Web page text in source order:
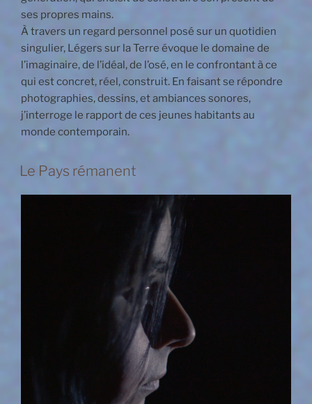
ses propres mains.
À travers un regard personnel posé sur un quotidien
singulier, Légers sur la Terre évoque le domaine de
l’imaginaire, de l’idéal, de l’osé, en le confrontant à ce
qui est concret, réel, construit. En faisant se répondre
photographies, dessins, et ambiances sonores,
j’interroge le rapport de ces jeunes habitants au
monde contemporain.
Le Pays rémanent